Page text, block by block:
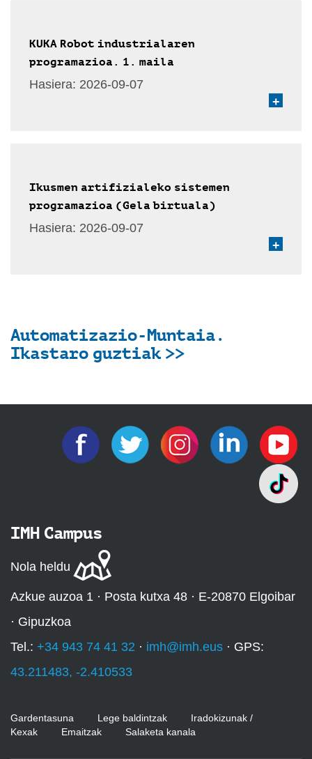
KUKA Robot industrialaren
programazioa. 1. maila
Hasiera: 2026-09-07
+
Ikusmen artifizialeko sistemen
programazioa (Gela birtuala)
Hasiera: 2026-09-07
+
Automatizazio-Muntaia.
Ikastaro guztiak >>
IMH Campus
Nola heldu
Azkue auzoa 1 · Posta kutxa 48 · E-20870 Elgoibar
· Gipuzkoa
Tel.: +34 943 74 41 32 · imh@imh.eus · GPS:
43.211483, -2.410533
Gardentasuna Lege baldintzak
Iradokizunak /
Kexak
Emaitzak Salaketa kanala